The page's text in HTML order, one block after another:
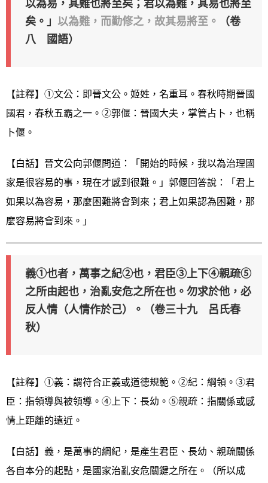
以為易，其難也將至矣；君以為難，其易也將至
矣。」 以為難，而勤修之，故其易將至。
（卷
八 國語）
【註釋】①文公：即晉文公。姬姓，名重耳。春秋時期晉國
國君，春秋五霸之一。②郭偃：晉國大夫，掌管占卜，也稱
卜偃。
【白話】晉文公向郭偃問道：「開始的時候，我以為治理國
家是很容易的事，現在才感到很難。」郭偃回答說：「君上
如果以為容易，那麼困難將會到來；君上如果認為困難，那
麼容易將會到來。」
義①也者，萬事之紀②也，君臣③上下④親疏⑤
之所由起也，治亂安危之所在也。勿求於他，必
反人情（人情作於己）。（卷三十九 呂氏春
秋）
【註釋】①義：謂符合正義或道德規範。②紀：綱領。③君
臣：指領導與被領導。④上下：長幼。⑤親疏：指關係或感
情上距離的遠近。
【白話】義，是萬事的綱紀，是產生君臣、長幼、親疏關係
各自本分的起點，是國家治亂安危關鍵之所在。（所以成